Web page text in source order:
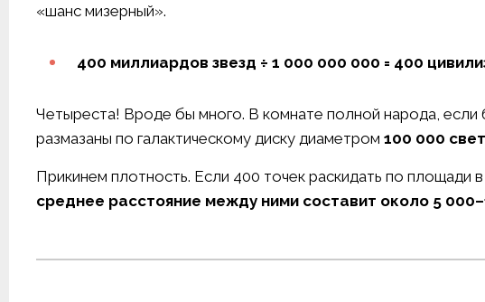
«шанс мизерный».
400 миллиардов звезд ÷ 1 000 000 000 = 400
Четыреста! Вроде бы много. В комнате полной народа,
размазаны по галактическому диску диаметром 100 000
Прикинем плотность. Если 400 точек раскидать по площади
среднее расстояние между ними составит около 5